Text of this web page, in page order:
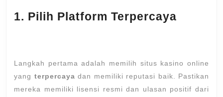
1. Pilih Platform Terpercaya
Langkah pertama adalah memilih situs kasino online
yang terpercaya dan memiliki reputasi baik. Pastikan
mereka memiliki lisensi resmi dan ulasan positif dari